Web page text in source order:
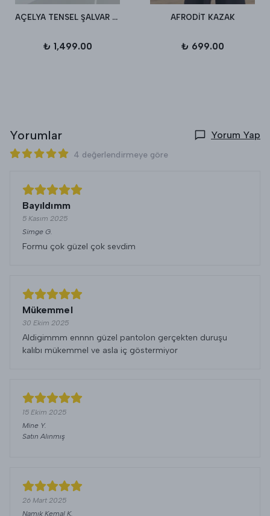
AÇELYA TENSEL ŞALVAR PANTALON
₺ 1,499.00
AFRODİT KAZAK
₺ 699.00
Yorumlar Yorum Yap
4 değerlendirmeye göre
Bayıldımm
5 Kasım 2025
Simge G.
Formu çok güzel çok sevdim
Mükemmel
30 Ekim 2025
Aldigimmm ennnn güzel pantolon gerçekten duruşu
kalıbı mükemmel ve asla iç göstermiyor
15 Ekim 2025
Mine Y.
Satın Alınmış
26 Mart 2025
Namık Kemal K.